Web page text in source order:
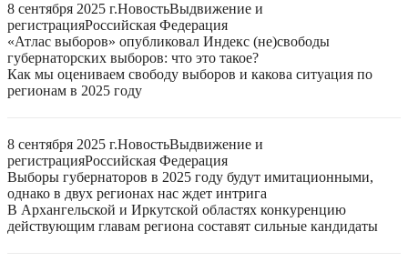
8 сентября 2025 г.НовостьВыдвижение и
регистрацияРоссийская Федерация
«Атлас выборов» опубликовал Индекс (не)свободы
губернаторских выборов: что это такое?
Как мы оцениваем свободу выборов и какова ситуация по
регионам в 2025 году
8 сентября 2025 г.НовостьВыдвижение и
регистрацияРоссийская Федерация
Выборы губернаторов в 2025 году будут имитационными,
однако в двух регионах нас ждет интрига
В Архангельской и Иркутской областях конкуренцию
действующим главам региона составят сильные кандидаты